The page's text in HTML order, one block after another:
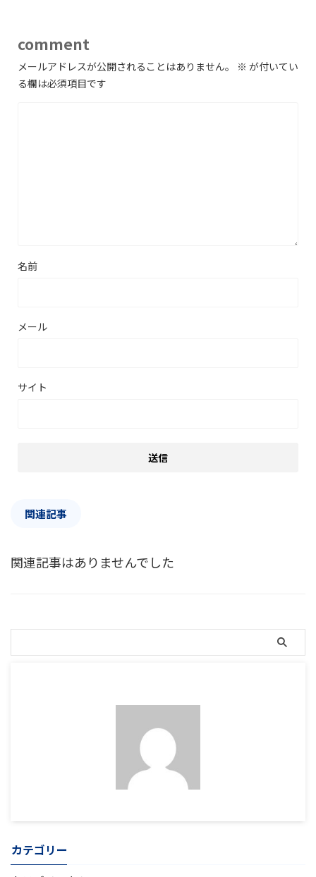
comment
メールアドレスが公開されることはありません。 ※ が付いてい
る欄は必須項目です
名前
メール
サイト
関連記事
関連記事はありませんでした
カテゴリー